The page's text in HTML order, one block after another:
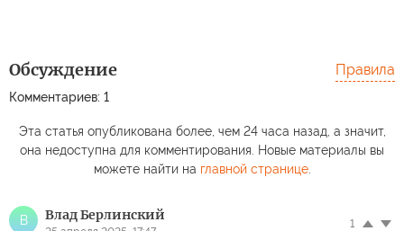
Обсуждение
Комментариев: 1
Правила
Эта статья опубликована более, чем 24 часа назад, а значит,
она недоступна для комментирования. Новые материалы вы
можете найти на главной странице.
В Влад Берлинский
1